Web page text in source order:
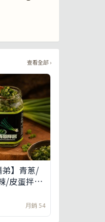
查看全部 ›
弟】青蔥/
/皮蛋拌醬
運組)
月銷 54